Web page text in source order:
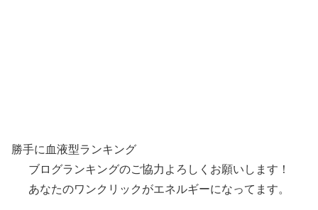
勝手に血液型ランキング
ブログランキングのご協力よろしくお願いします！
あなたのワンクリックがエネルギーになってます。